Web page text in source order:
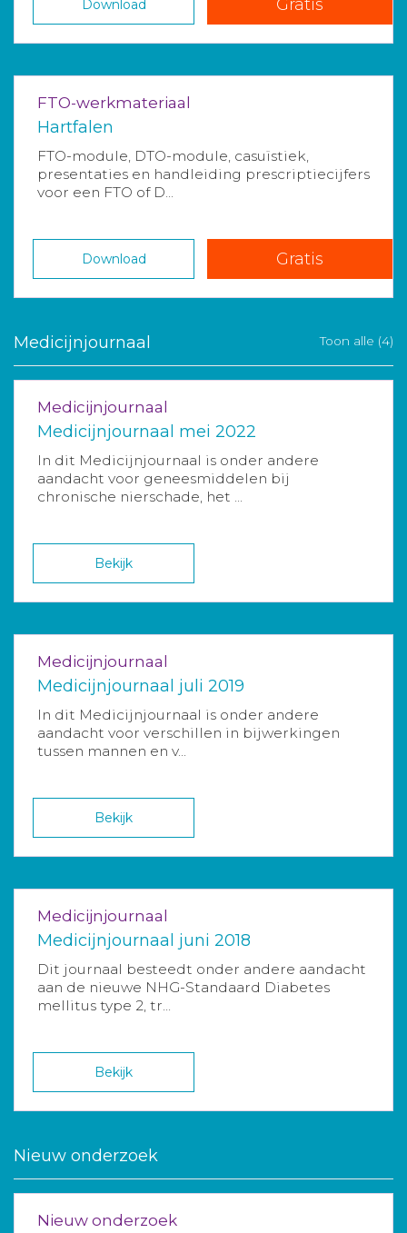
Download Gratis
FTO-werkmateriaal
Hartfalen
FTO-module, DTO-module, casuïstiek,
presentaties en handleiding prescriptiecijfers
voor een FTO of D...
Download Gratis
Medicijnjournaal Toon alle (4)
Medicijnjournaal
Medicijnjournaal mei 2022
In dit Medicijnjournaal is onder andere
aandacht voor geneesmiddelen bij
chronische nierschade, het ...
Bekijk
Medicijnjournaal
Medicijnjournaal juli 2019
In dit Medicijnjournaal is onder andere
aandacht voor verschillen in bijwerkingen
tussen mannen en v...
Bekijk
Medicijnjournaal
Medicijnjournaal juni 2018
Dit journaal besteedt onder andere aandacht
aan de nieuwe NHG-Standaard Diabetes
mellitus type 2, tr...
Bekijk
Nieuw onderzoek
Nieuw onderzoek